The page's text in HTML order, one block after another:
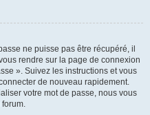
ne puisse pas être récupéré, il
rendre sur la page de connexion
». Suivez les instructions et vous
de nouveau rapidement.
votre mot de passe, nous vous